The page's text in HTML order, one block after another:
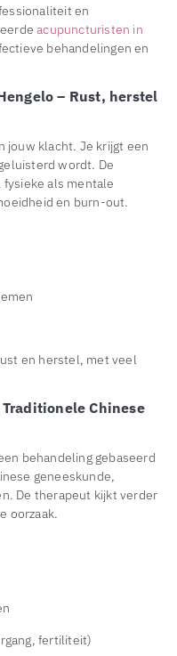
en
acupuncturisten in
behandelingen en
– Rust, herstel
jouw klacht. Je krijgt een
wordt. De
als mentale
en burn-out.
en herstel, met veel
Chinese
behandeling gebaseerd
geneeskunde,
De therapeut kijkt verder
oorzaak.
fertiliteit)